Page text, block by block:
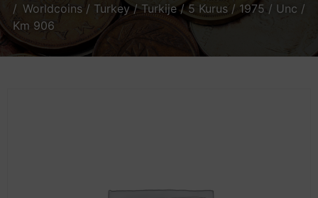
Worldcoins / Turkey / Turkije / 5 Kurus / 1975 / Unc /
Km 906